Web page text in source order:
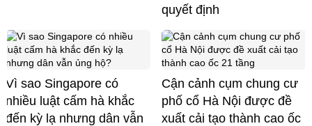
quyết định
Vì sao Singapore có
nhiều luật cấm hà khắc
đến kỳ lạ nhưng dân vẫn
Cận cảnh cụm chung cư
phố cổ Hà Nội được đề
xuất cải tạo thành cao ốc